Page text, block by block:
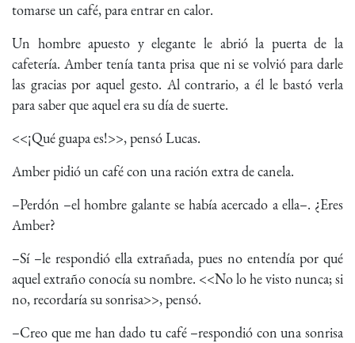
tomarse un café, para entrar en calor.
Un hombre apuesto y elegante le abrió la puerta de la
cafetería. Amber tenía tanta prisa que ni se volvió para darle
las gracias por aquel gesto. Al contrario, a él le bastó verla
para saber que aquel era su día de suerte.
<<¡Qué guapa es!>>, pensó Lucas.
Amber pidió un café con una ración extra de canela.
–Perdón –el hombre galante se había acercado a ella–. ¿Eres
Amber?
–Sí –le respondió ella extrañada, pues no entendía por qué
aquel extraño conocía su nombre. <<No lo he visto nunca; si
no, recordaría su sonrisa>>, pensó.
–Creo que me han dado tu café –respondió con una sonrisa